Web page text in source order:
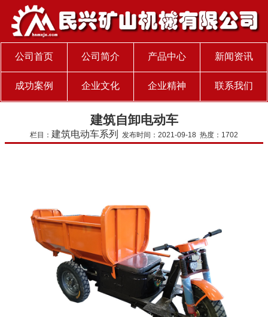
公司首页 公司简介 产品中心 新闻资讯
成功案例 企业文化 企业精神 联系我们
建筑自卸电动车
栏目： 建筑电动车系列 发布时间：2021-09-18 热度：1702